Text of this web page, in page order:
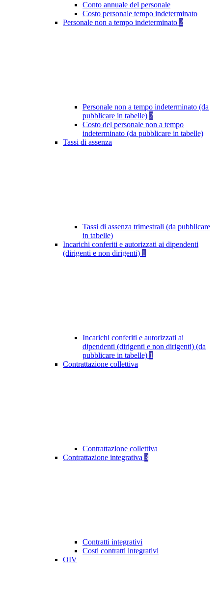
Conto annuale del personale
Costo personale tempo indeterminato
Personale non a tempo indeterminato 2
Personale non a tempo indeterminato (da
pubblicare in tabelle) 2
Costo del personale non a tempo
indeterminato (da pubblicare in tabelle)
Tassi di assenza
Tassi di assenza trimestrali (da pubblicare
in tabelle)
Incarichi conferiti e autorizzati ai dipendenti
(dirigenti e non dirigenti) 1
Incarichi conferiti e autorizzati ai
dipendenti (dirigenti e non dirigenti) (da
pubblicare in tabelle) 1
Contrattazione collettiva
Contrattazione collettiva
Contrattazione integrativa 3
Contratti integrativi
Costi contratti integrativi
OIV